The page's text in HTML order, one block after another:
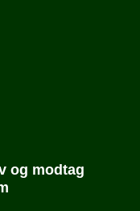
og modtag